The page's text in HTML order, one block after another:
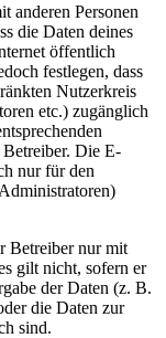
anderen Personen
die Daten deines
öffentlich
festlegen, dass
Nutzerkreis
etc.) zugänglich
Die E-
nur für den
Betreiber nur mit
gilt nicht, sofern er
der Daten (z. B.
die Daten zur
sind.